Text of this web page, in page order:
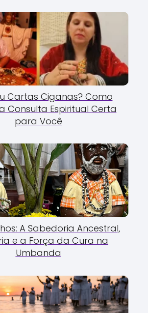
Cartas Ciganas? Como
Consulta Espiritual Certa
para Você
A Sabedoria Ancestral,
e a Força da Cura na
Umbanda